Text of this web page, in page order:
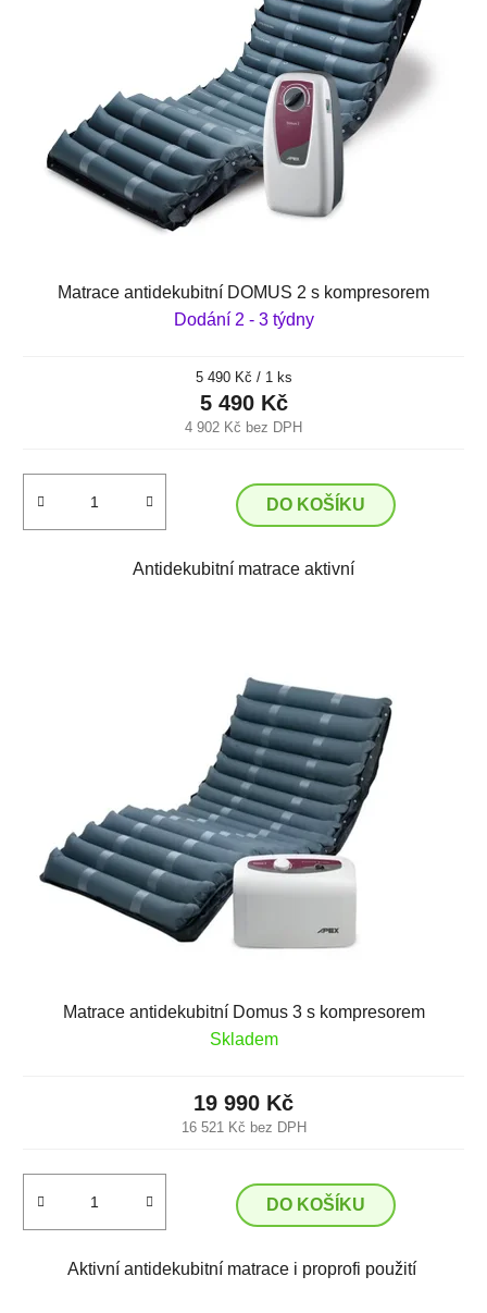
Matrace antidekubitní DOMUS 2 s kompresorem
Dodání 2 - 3 týdny
4 902 Kč bez DPH
5 490 Kč
Měrná
cena:
5 490 Kč / 1 ks
DO KOŠÍKU
Antidekubitní matrace aktivní
Matrace antidekubitní Domus 3 s kompresorem
Skladem
16 521 Kč bez DPH
19 990 Kč
DO KOŠÍKU
Aktivní antidekubitní matrace i proprofi použití